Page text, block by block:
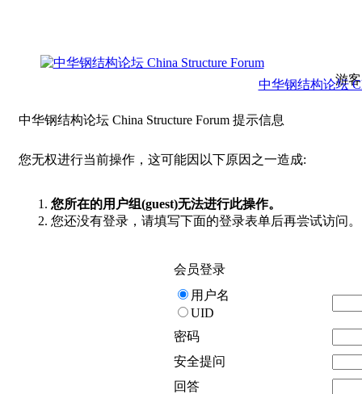
游
中华钢结构论坛
中华钢结构论坛 China Structure Forum 提示信息
您无权进行当前操作，这可能因以下原因之一造成:
您所在的用户组(guest)无法进行此操作。
您还没有登录，请填写下面的登录表单后再尝试访问。
会员登录
用户名
UID
密码
安全提问
回答